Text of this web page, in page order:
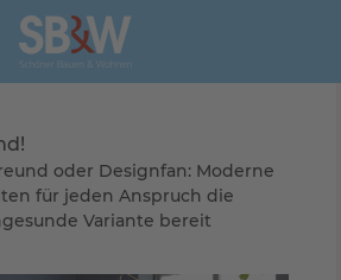
oder Designfan: Moderne
für jeden Anspruch die
Variante bereit